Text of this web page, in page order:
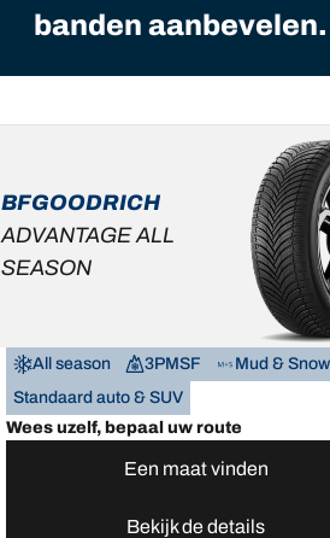
banden aanbevelen.
BFGOODRICH
ADVANTAGE ALL
SEASON
All season 3PMSF
Mud & Snow
Standaard auto & SUV
Wees uzelf, bepaal uw route
Een maat vinden
Bekijk de details